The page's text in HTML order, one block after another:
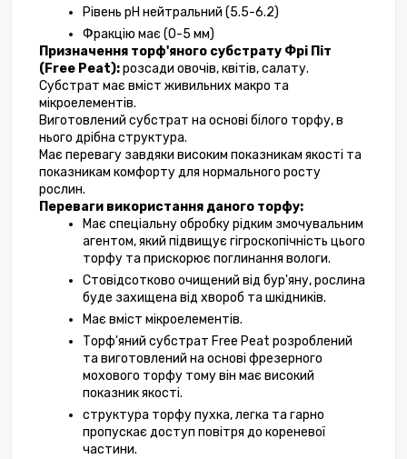
Рівень рН нейтральний (5.5-6.2)
Фракцію має (0-5 мм)
Призначення торф'яного субстрату Фрі Піт
(Free Peat): розсади овочів, квітів, салату.
Субстрат має вміст живильних макро та
мікроелементів.
Виготовлений субстрат на основі білого торфу, в
нього дрібна структура.
Має перевагу завдяки високим показникам якості та
показникам комфорту для нормального росту
рослин.
Переваги використання даного торфу:
Має спеціальну обробку рідким змочувальним
агентом, який підвищує гігроскопічність цього
торфу та прискорює поглинання вологи.
Стовідсотково очищений від бур'яну, рослина
буде захищена від хвороб та шкідників.
Має вміст мікроелементів.
Торф'яний субстрат Free Peat розроблений
та виготовлений на основі фрезерного
мохового торфу тому він має високий
показник якості.
структура торфу пухка, легка та гарно
пропускає доступ повітря до кореневої
частини.